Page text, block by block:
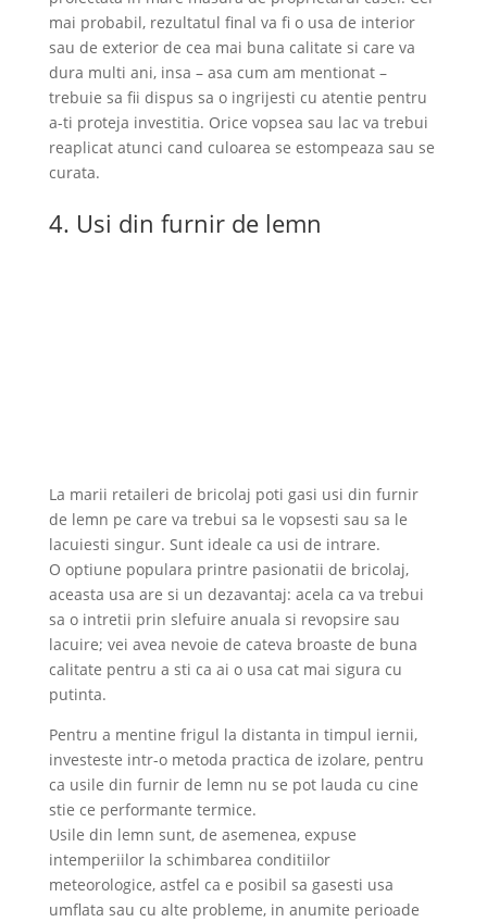
mai probabil, rezultatul final va fi o usa de interior
sau de exterior de cea mai buna calitate si care va
dura multi ani, insa – asa cum am mentionat –
trebuie sa fii dispus sa o ingrijesti cu atentie pentru
a-ti proteja investitia. Orice vopsea sau lac va trebui
reaplicat atunci cand culoarea se estompeaza sau se
curata.
4. Usi din furnir de lemn
La marii retaileri de bricolaj poti gasi usi din furnir
de lemn pe care va trebui sa le vopsesti sau sa le
lacuiesti singur. Sunt ideale ca usi de intrare.
O optiune populara printre pasionatii de bricolaj,
aceasta usa are si un dezavantaj: acela ca va trebui
sa o intretii prin slefuire anuala si revopsire sau
lacuire; vei avea nevoie de cateva broaste de buna
calitate pentru a sti ca ai o usa cat mai sigura cu
putinta.
Pentru a mentine frigul la distanta in timpul iernii,
investeste intr-o metoda practica de izolare, pentru
ca usile din furnir de lemn nu se pot lauda cu cine
stie ce performante termice.
Usile din lemn sunt, de asemenea, expuse
intemperiilor la schimbarea conditiilor
meteorologice, astfel ca e posibil sa gasesti usa
umflata sau cu alte probleme, in anumite perioade